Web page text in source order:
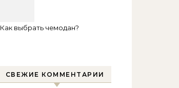
Как выбрать чемодан?
СВЕЖИЕ КОММЕНТАРИИ